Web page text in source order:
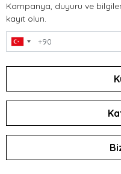
Kampanya, duyuru ve
kayıt olun.